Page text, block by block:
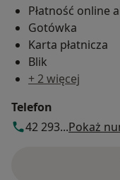
Płatność online
Gotówka
Karta płatnicza
Blik
+ 2 więcej
Telefon
42 293...Pokaż